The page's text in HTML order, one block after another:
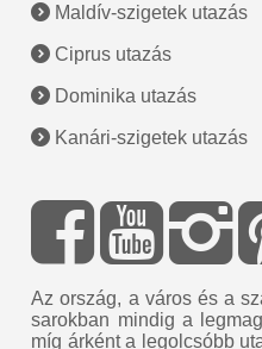
Maldív-szigetek utazás
Ciprus utazás
Dominika utazás
Kanári-szigetek utazás
Az ország, a város és a
sarokban mindig a
míg árként a legolcsóbb